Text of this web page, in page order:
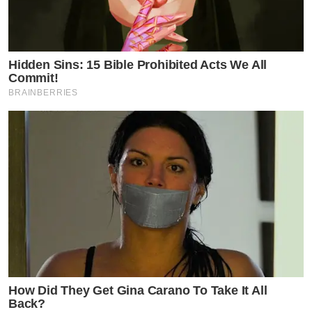
Hidden Sins: 15 Bible Prohibited Acts We All
Commit!
BRAINBERRIES
How Did They Get Gina Carano To Take It All
Back?